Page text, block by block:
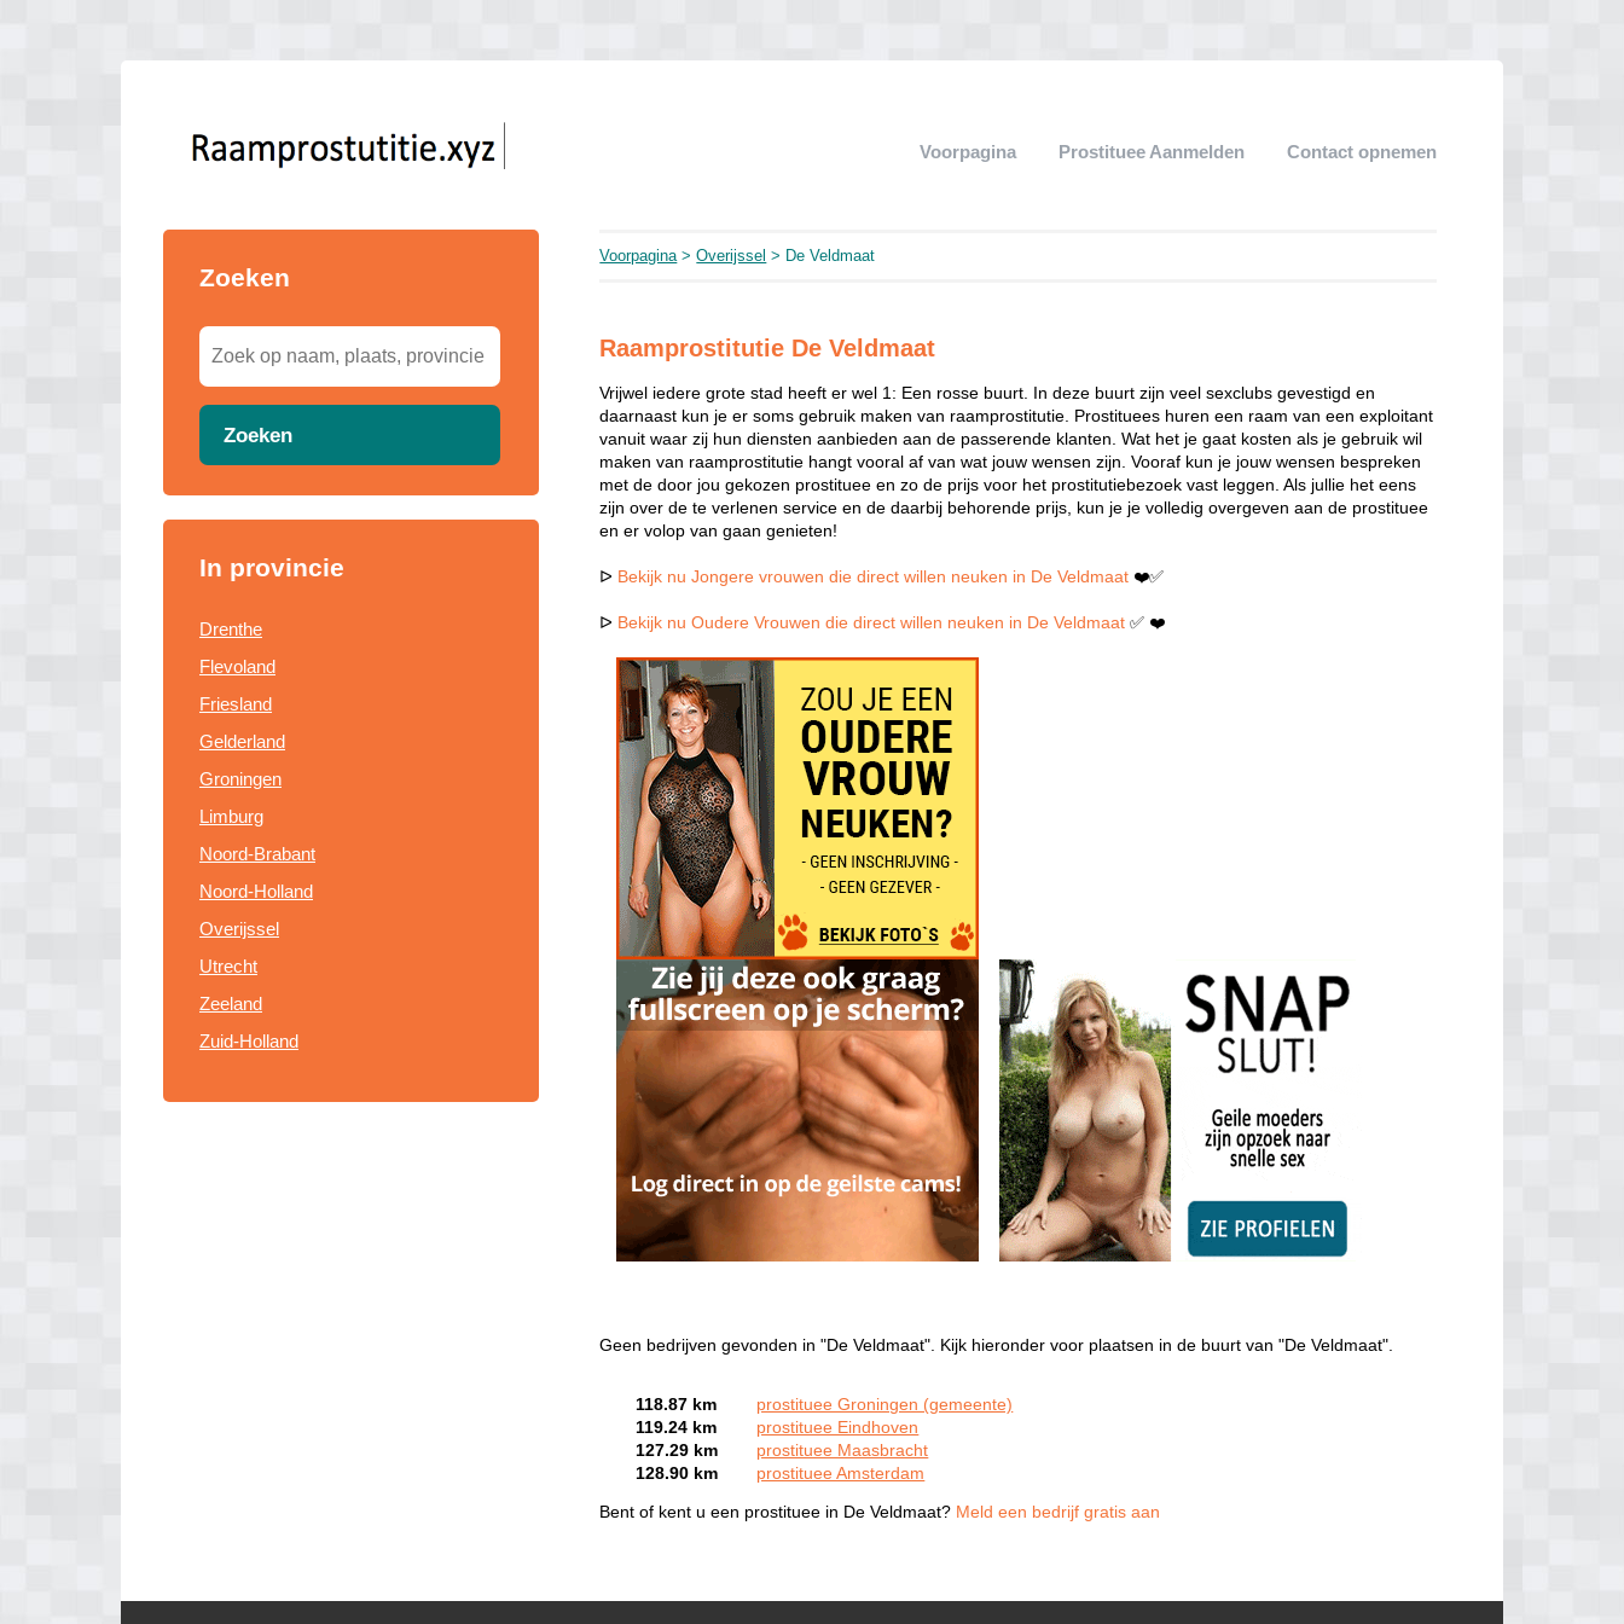
Voorpagina Prostituee Aanmelden Contact opnemen
Zoeken
Zoeken
In provincie
Drenthe
Flevoland
Friesland
Gelderland
Groningen
Limburg
Noord-Brabant
Noord-Holland
Overijssel
Utrecht
Zeeland
Zuid-Holland
Voorpagina>Overijssel > De Veldmaat
Raamprostitutie De Veldmaat
Vrijwel iedere grote stad heeft er wel 1: Een rosse buurt. In deze buurt zijn veel sexclubs gevestigd en
daarnaast kun je er soms gebruik maken van raamprostitutie. Prostituees huren een raam van een exploitant
vanuit waar zij hun diensten aanbieden aan de passerende klanten. Wat het je gaat kosten als je gebruik wil
maken van raamprostitutie hangt vooral af van wat jouw wensen zijn. Vooraf kun je jouw wensen bespreken
met de door jou gekozen prostituee en zo de prijs voor het prostitutiebezoek vast leggen. Als jullie het eens
zijn over de te verlenen service en de daarbij behorende prijs, kun je je volledig overgeven aan de prostituee
en er volop van gaan genieten!
ᐅ Bekijk nu Jongere vrouwen die direct willen neuken in De Veldmaat ❤️✅
ᐅ Bekijk nu Oudere Vrouwen die direct willen neuken in De Veldmaat ✅ ❤️
Geen bedrijven gevonden in "De Veldmaat". Kijk hieronder voor plaatsen in de buurt van "De Veldmaat".
118.87 km
prostituee Groningen (gemeente)
119.24 km
prostituee Eindhoven
127.29 km
prostituee Maasbracht
128.90 km
prostituee Amsterdam
Bent of kent u een prostituee in De Veldmaat? Meld een bedrijf gratis aan